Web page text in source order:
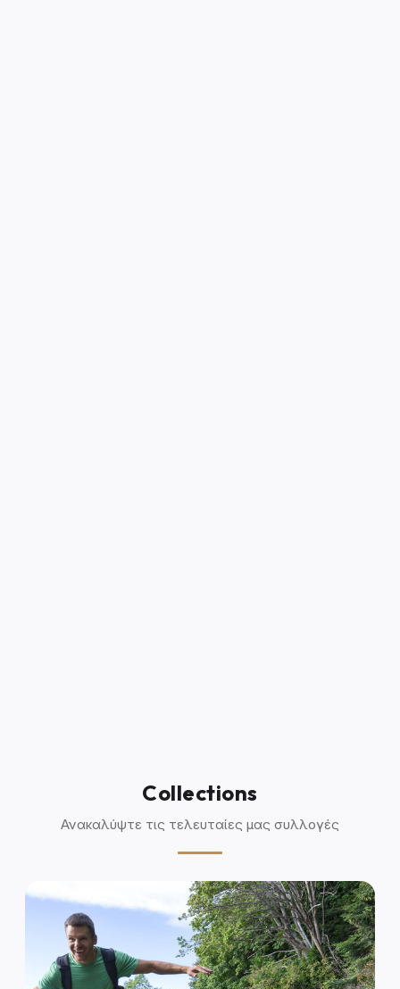
Collections
Ανακαλύψτε τις τελευταίες μας συλλογές